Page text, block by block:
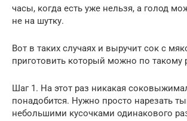
часы, когда есть уже нельзя, а голод
не на шутку.
Вот в таких случаях и выручит сок с
приготовить который можно по такому
Шаг 1. На этот раз никакая
понадобится. Нужно просто нарезать
небольшими кусочками одинакового